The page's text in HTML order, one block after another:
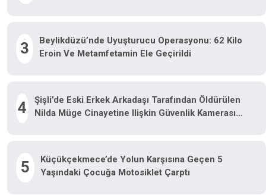
3
Beylikdüzü’nde Uyuşturucu Operasyonu: 62 Kilo
Eroin Ve Metamfetamin Ele Geçirildi
4
Şişli’de Eski Erkek Arkadaşı Tarafından Öldürülen
Nilda Müge Cinayetine Ilişkin Güvenlik Kamerası
5
Küçükçekmece’de Yolun Karşısına Geçen 5
Yaşındaki Çocuğa Motosiklet Çarptı